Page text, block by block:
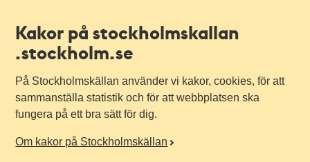
Kakor på stockholmskallan
.stockholm.se
På Stockholmskällan använder vi kakor, cookies, för att
sammanställa statistik och för att webbplatsen ska
fungera på ett bra sätt för dig.
Om kakor på Stockholmskällan